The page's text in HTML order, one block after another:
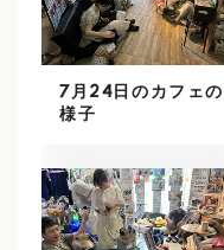
7月24日のカフェの
様子